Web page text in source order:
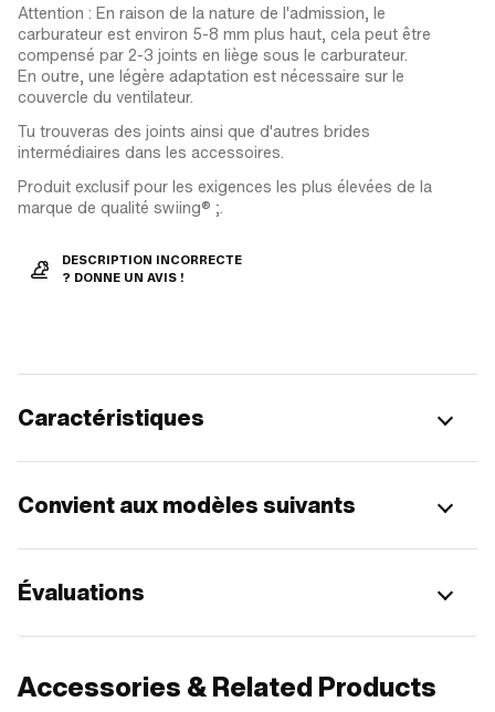
Attention : En raison de la nature de l'admission, le
carburateur est environ 5-8 mm plus haut, cela peut être
compensé par 2-3 joints en liège sous le carburateur.
En outre, une légère adaptation est nécessaire sur le
couvercle du ventilateur.
Tu trouveras des joints ainsi que d'autres brides
intermédiaires dans les accessoires.
Produit exclusif pour les exigences les plus élevées de la
marque de qualité swiing® ;.
DESCRIPTION INCORRECTE
? DONNE UN AVIS !
Caractéristiques
Convient aux modèles suivants
Évaluations
Accessories & Related Products